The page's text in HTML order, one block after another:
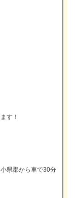
す！
県郡から車で30分